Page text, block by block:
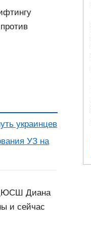
украинцев
УЗ на
ДЮСШ Диана
и сейчас